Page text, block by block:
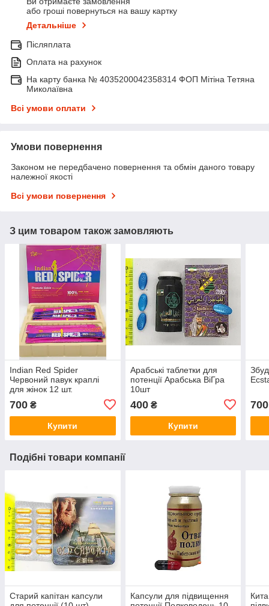
або гроші повернуться на вашу картку
Детальніше
Післяплата
Оплата на рахунок
На карту банка № 4035200042358314 ФОП Мітіна Тетяна
Миколаївна
Всі умови оплати
Умови повернення
Законом не передбачено повернення та обмін даного товару
належної якості
Всі умови повернення
З цим товаром також замовляють
Indian Red Spider
Червоний павук краплі
для жінок 12 шт.
700 ₴
Купити
Арабські таблетки для
потенції Арабська ВіГра
10шт
400₴
Купити
700
Подібні товари компанії
Старий капітан капсули
Капсули для підвищення